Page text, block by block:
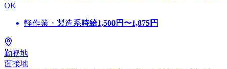
OK
軽作業・製造系時給1,500円〜1,875円
勤務地
面接地